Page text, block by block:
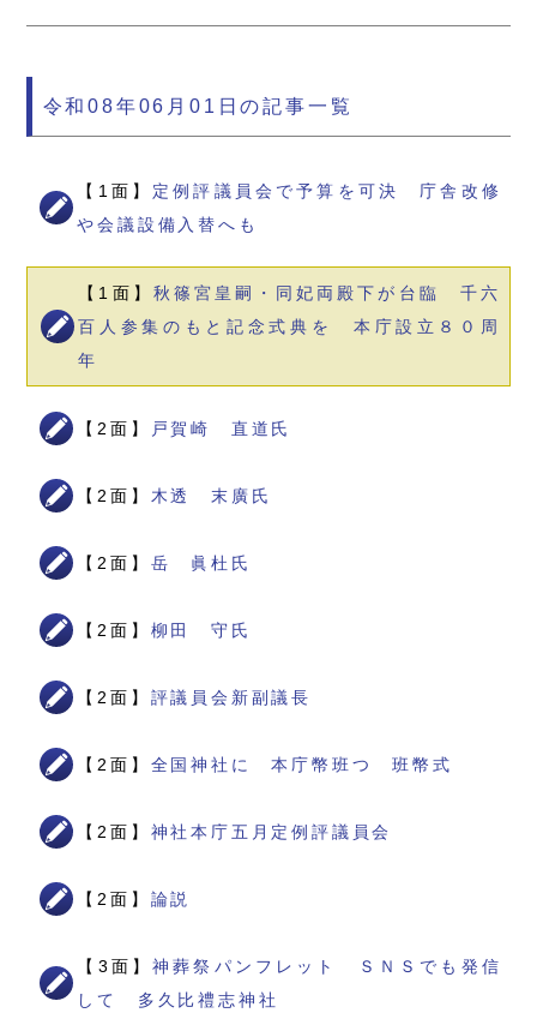
令和08年06月01日の記事一覧
【1面】 定例評議員会で予算を可決 庁舎改修
や会議設備入替へも
【1面】 秋篠宮皇嗣・同妃両殿下が台臨 千六
百人参集のもと記念式典を 本庁設立８０周
年
【2面】 戸賀崎 直道氏
【2面】 木透 末廣氏
【2面】 岳 眞杜氏
【2面】 柳田 守氏
【2面】 評議員会新副議長
【2面】 全国神社に 本庁幣班つ 班幣式
【2面】 神社本庁五月定例評議員会
【2面】 論説
【3面】神葬祭パンフレット ＳＮＳでも発信
して 多久比禮志神社